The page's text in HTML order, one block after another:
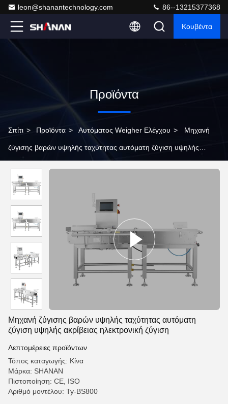
leon@shanantechnology.com 86--13215377368
Κουβέντα
Προϊόντα
Σπίτι > Προϊόντα > Αυτόματος Weigher Ελέγχου > Μηχανή
ζύγισης βαρών υψηλής ταχύτητας αυτόματη ζύγιση υψηλής
Μηχανή ζύγισης βαρών υψηλής ταχύτητας αυτόματη
ζύγιση υψηλής ακρίβειας ηλεκτρονική ζύγιση
Λεπτομέρειες προϊόντων
Τόπος καταγωγής: Κίνα
Μάρκα: SHANAN
Πιστοποίηση: CE, ISO
Αριθμό μοντέλου: Ty-BS800